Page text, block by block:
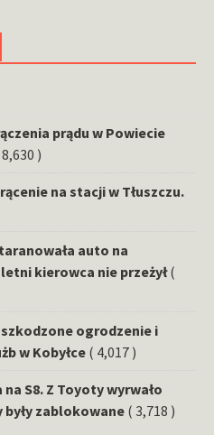
prądu w Powiecie
)
na stacji w Tłuszczu.
auto na
kierowca nie przeżył (
ogrodzenie i
w Kobyłce ( 4,017 )
S8. Z Toyoty wyrwało
zablokowane ( 3,718 )